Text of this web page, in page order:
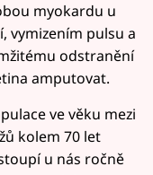
myokardu u
vymizením pulsu a
odstranění
amputovat.
ve věku mezi
kolem 70 let
u nás ročně